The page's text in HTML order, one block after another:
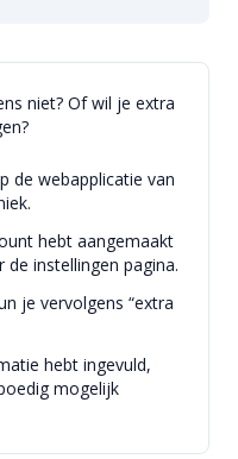
niet? Of wil je extra
de webapplicatie van
hebt aangemaakt
instellingen pagina.
je vervolgens “extra
hebt ingevuld,
mogelijk